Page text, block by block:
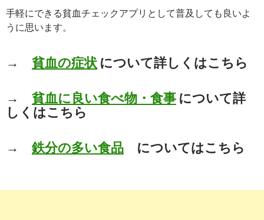
手軽にできる貧血チェックアプリとして普及しても良いよ
うに思います。
→ 貧血の症状 について詳しくはこちら
→ 貧血に良い食べ物・食事 について詳
しくはこちら
→ 鉄分の多い食品 についてはこちら